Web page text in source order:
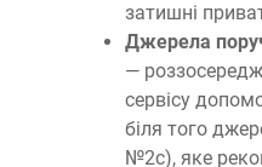
затишні
Джерела
—
сервісу
біля того
№2с), яке